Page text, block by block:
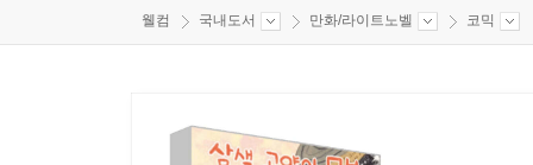
웰컴 국내도서 만화/라이트노벨 코믹